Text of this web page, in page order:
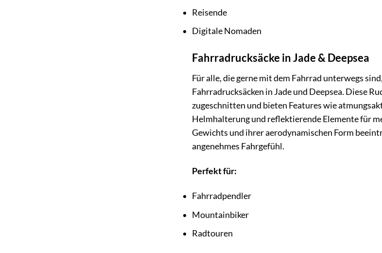
Reisende
Digitale Nomaden
Fahrradrucksäcke in Jade & Deepsea
Für alle, die gerne mit dem Fahrrad unterwegs
Fahrradrucksäcken in Jade und Deepsea. Diese
zugeschnitten und bieten Features wie
Helmhalterung und reflektierende Elemente für
Gewichts und ihrer aerodynamischen Form
angenehmes Fahrgefühl.
Perfekt für:
Fahrradpendler
Mountainbiker
Radtouren